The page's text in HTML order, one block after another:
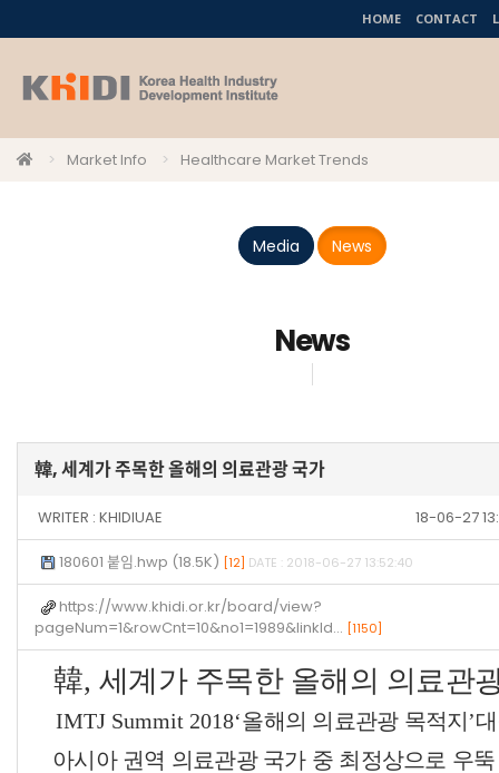
HOME CONTACT
Market Info Healthcare Market Trends
Media News
News
韓, 세계가 주목한 올해의 의료관광 국가
WRITER : KHIDIUAE 18-06-27
180601 붙임.hwp (18.5K) [12] DATE : 2018-06-27 13:52:40
https://www.khidi.or.kr/board/view?
pageNum=1&rowCnt=10&no1=1989&linkId… [1150]
韓,세계가 주목한 올해의 의료관
IMTJ Summit 2018‘올해의 의료관광 목적지’
아시아 권역 의료관광 국가 중 최정상으로 우